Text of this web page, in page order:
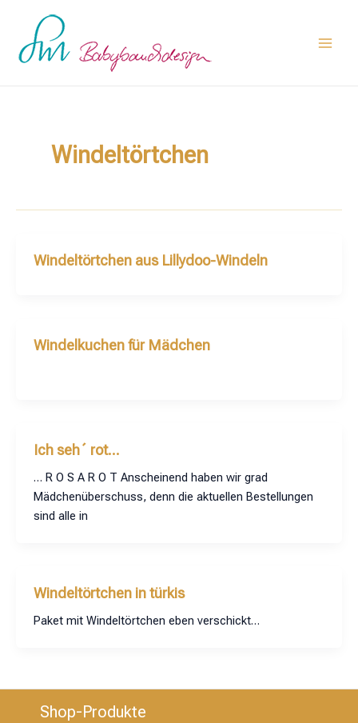
springen
Windeltörtchen
Windeltörtchen aus Lillydoo-Windeln
Windelkuchen für Mädchen
Ich seh´ rot…
… R O S A R O T Anscheinend haben wir grad
Mädchenüberschuss, denn die aktuellen Bestellungen
sind alle in
Windeltörtchen in türkis
Paket mit Windeltörtchen eben verschickt…
Shop-Produkte